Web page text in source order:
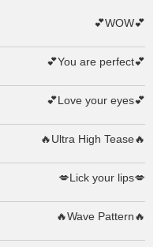
💕WOW💕
💕You are perfect💕
💕Love your eyes💕
🔥Ultra High Tease🔥
💋Lick your lips💋
🔥Wave Pattern🔥